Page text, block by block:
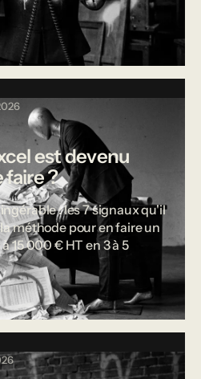
est devenu
faire ?
: les 7 signaux qu'il
méthode pour en faire un
15 000 € HT en 3 à 5